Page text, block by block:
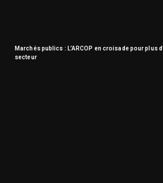
Marchés publics : L’ARCOP en croisade pour plus
secteur